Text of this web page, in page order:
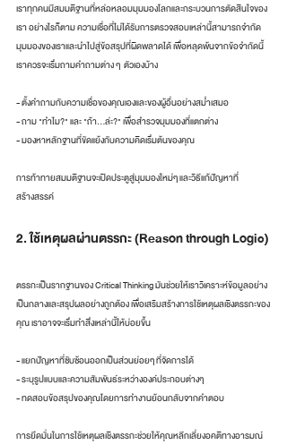
เราทุกคนมีสมมติฐานที่หล่อหลอมมุมมองโลกและกระบวนการตัดสินใจของ
เรา อย่างไรก็ตาม ความเชื่อที่ไม่ได้รับการตรวจสอบเหล่านี้สามารถจำกัด
มุมมองของเราและนำไปสู่ข้อสรุปที่ผิดพลาดได้ เพื่อหลุดพ้นจากข้อจำกัดนี้
เราควรจะเริ่มถามคำถามต่าง ๆ  ตัวเองบ้าง
- ตั้งคำถามกับความเชื่อของคุณเองและของผู้อื่นอย่างสม่ำเสมอ
- ถาม "ทำไม?" และ "ถ้า...ล่ะ?" เพื่อสำรวจมุมมองที่แตกต่าง
- มองหาหลักฐานที่ขัดแย้งกับความคิดเริ่มต้นของคุณ
การท้าทายสมมติฐานจะเปิดประตูสู่มุมมองใหม่ๆ และวิธีแก้ปัญหาที่
สร้างสรรค์
2. ใช้เหตุผลผ่านตรรกะ (Reason through Logic)
ตรรกะเป็นรากฐานของ Critical Thinking มันช่วยให้เราวิเคราะห์ข้อมูลอย่าง
เป็นกลางและสรุปผลอย่างถูกต้อง เพื่อเสริมสร้างการใช้เหตุผลเชิงตรรกะของ
คุณ เราอาจจะเริ่มทำสิ่งเหล่านี้ให้บ่อยขึ้น
- แยกปัญหาที่ซับซ้อนออกเป็นส่วนย่อยๆ ที่จัดการได้
- ระบุรูปแบบและความสัมพันธ์ระหว่างองค์ประกอบต่างๆ
- ทดสอบข้อสรุปของคุณโดยการทำงานย้อนกลับจากคำตอบ
การยึดมั่นในการใช้เหตุผลเชิงตรรกะช่วยให้คุณหลีกเลี่ยงอคติทางอารมณ์